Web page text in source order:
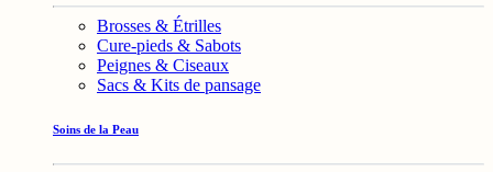
Brosses & Étrilles
Cure-pieds & Sabots
Peignes & Ciseaux
Sacs & Kits de pansage
Soins de la Peau